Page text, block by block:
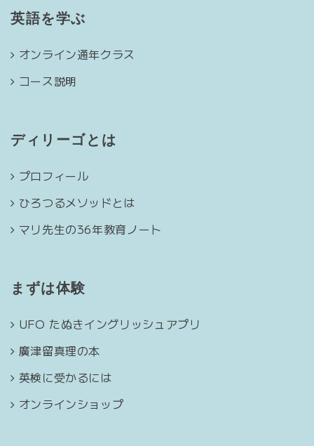
英語を学ぶ
オンライン通年クラス
コース説明
ディリーゴとは
プロフィール
ひろつるメソッドとは
マリ先生の36年教育ノート
まずは体験
UFO たぬきイングリッシュアプリ
廣津留真理の本
英検に受かるには
オンラインショップ